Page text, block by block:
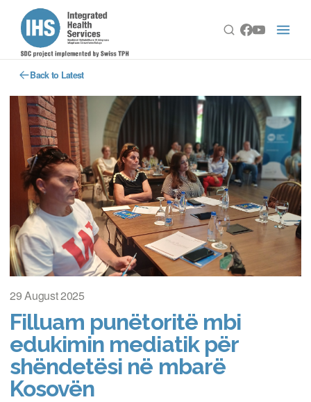
Back to Latest
29 August 2025
Filluam punëtoritë mbi
edukimin mediatik për
shëndetësi në mbarë
Kosovën